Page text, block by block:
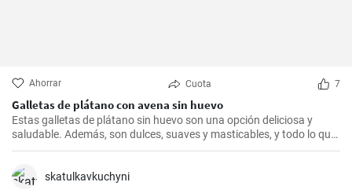
Ahorrar Cuota 7
Galletas de plátano con avena sin huevo
Estas galletas de plátano sin huevo son una opción deliciosa y
saludable. Además, son dulces, suaves y masticables, y todo lo que
necesitas es un plátano, avena y un toque de edulcorante.
skatulkavkuchyni